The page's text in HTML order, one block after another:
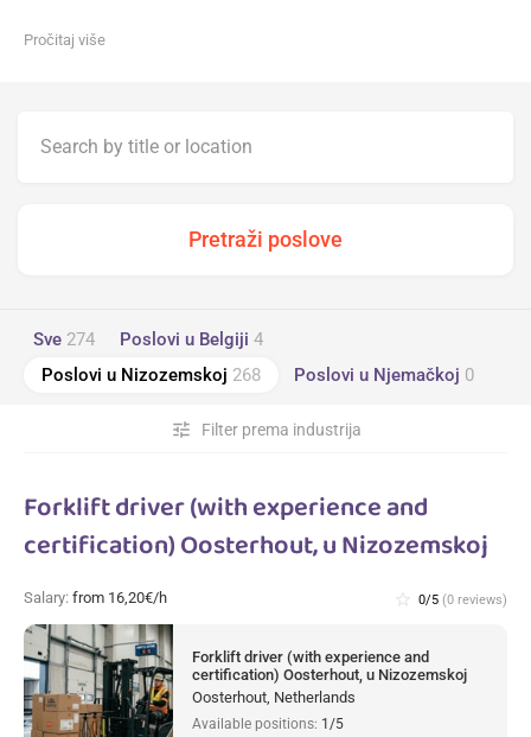
Pročitaj više
Sve 274 Poslovi u Belgiji 4
Poslovi u Nizozemskoj 268 Poslovi u Njemačkoj 0
Filter prema industrija
tune
Forklift driver (with experience and
certification) Oosterhout, u Nizozemskoj
Salary: from 16,20€/h star_border 0/5 (0 reviews)
Forklift driver (with experience and
certification) Oosterhout, u Nizozemskoj
Oosterhout, Netherlands
Available positions: 1/5